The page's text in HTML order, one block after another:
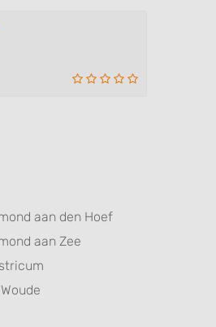
aan den Hoef
aan Zee